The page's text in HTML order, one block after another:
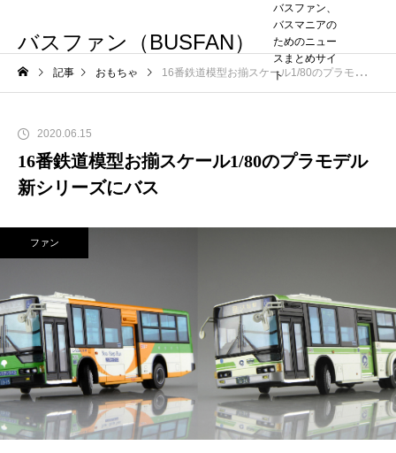
バスファン（BUSFAN）
バスファン、
バスマニアの
ためのニュー
スまとめサイ
ト
記事 おもちゃ 16番鉄道模型お揃スケール1/80のプラモデル新シリーズにバス
2020.06.15
16番鉄道模型お揃スケール1/80のプラモデル
新シリーズにバス
ファン